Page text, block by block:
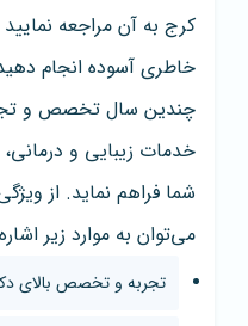
کرج به آن مراجعه
خاطری آسوده انجام
چندین سال تخصص و
خدمات زیبایی و درمانی،
شما فراهم نماید. از
می‌توان به موارد زیر
تجربه و تخصص بالای